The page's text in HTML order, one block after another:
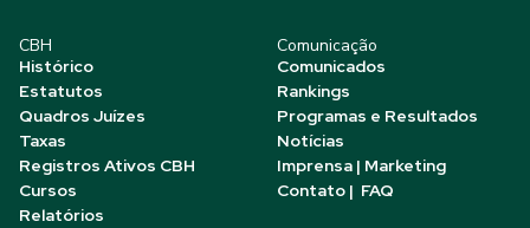
CBH
Histórico
Estatutos
Quadros Juízes
Taxas
Registros Ativos CBH
Cursos
Relatórios
Comunicação
Comunicados
Rankings
Programas e Resultados
Notícias
Imprensa | Marketing
Contato | FAQ